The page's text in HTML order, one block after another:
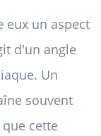
eux un aspect
d'un angle
Un
souvent
cette